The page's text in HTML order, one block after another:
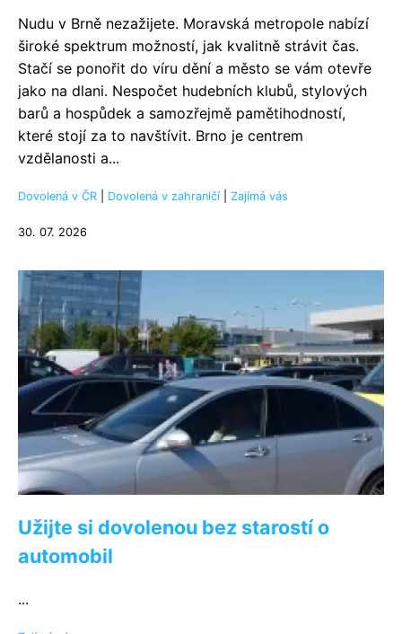
Nudu v Brně nezažijete. Moravská metropole nabízí
široké spektrum možností, jak kvalitně strávit čas.
Stačí se ponořit do víru dění a město se vám otevře
jako na dlani. Nespočet hudebních klubů, stylových
barů a hospůdek a samozřejmě pamětihodností,
které stojí za to navštívit. Brno je centrem
vzdělanosti a...
Dovolená v ČR Dovolená v zahraničí Zajímá vás
30. 07. 2026
Užijte si dovolenou bez starostí o
automobil
...